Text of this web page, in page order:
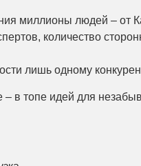
миллионы людей –
количество
лишь одному
– в топе идей для